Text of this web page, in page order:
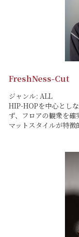
FreshNess-Cut
ジャンル: ALL
HIP-HOPを中心とし
ず、フロアの観衆を
マットスタイルが特徴